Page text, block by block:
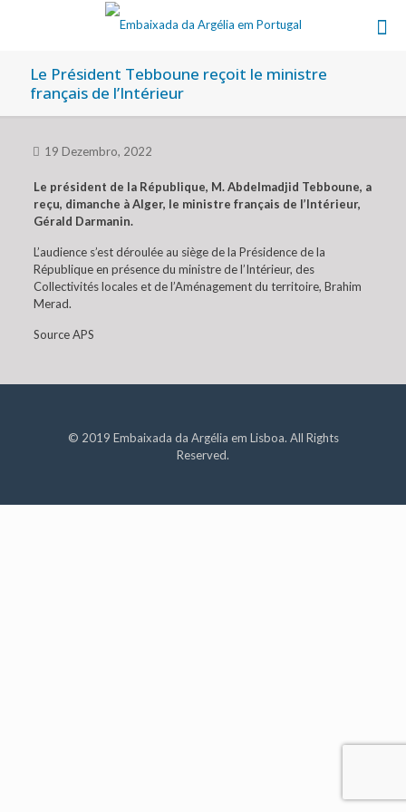
Le Président Tebboune reçoit le ministre
français de l’Intérieur
19 Dezembro, 2022
Le président de la République, M. Abdelmadjid Tebboune, a
reçu, dimanche à Alger, le ministre français de l’Intérieur,
Gérald Darmanin.
L’audience s’est déroulée au siège de la Présidence de la
République en présence du ministre de l’Intérieur, des
Collectivités locales et de l’Aménagement du territoire, Brahim
Merad.
Source APS
© 2019 Embaixada da Argélia em Lisboa. All Rights
Reserved.